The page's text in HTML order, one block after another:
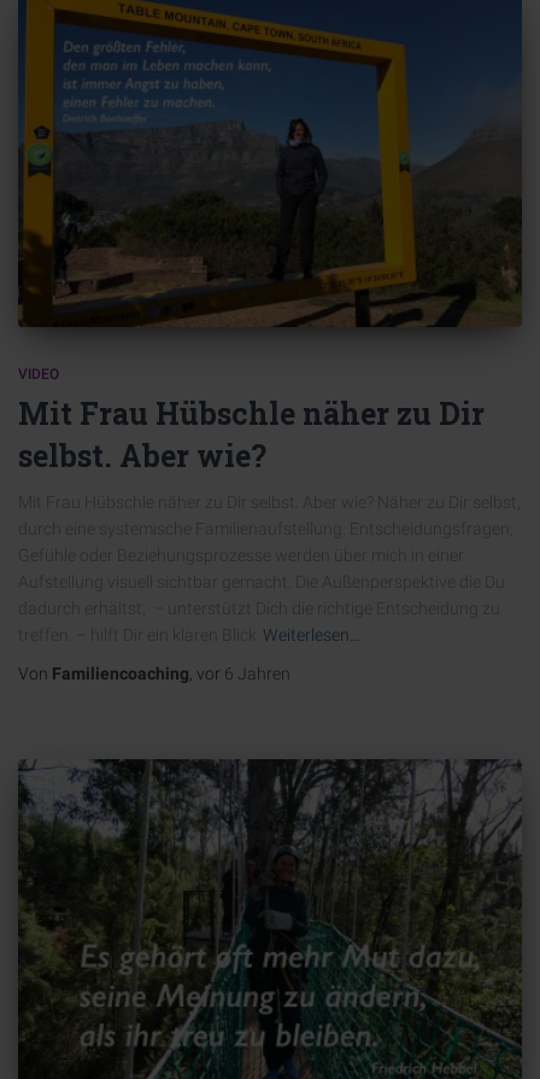
VIDEO
Mit Frau Hübschle näher zu Dir
selbst. Aber wie?
Mit Frau Hübschle näher zu Dir selbst. Aber wie? Näher zu Dir selbst,
durch eine systemische Familienaufstellung. Entscheidungsfragen,
Gefühle oder Beziehungsprozesse werden über mich in einer
Aufstellung visuell sichtbar gemacht. Die Außenperspektive die Du
dadurch erhältst, – unterstützt Dich die richtige Entscheidung zu
treffen. – hilft Dir ein klaren Blick
Weiterlesen…
Von Familiencoaching , vor 6 Jahren